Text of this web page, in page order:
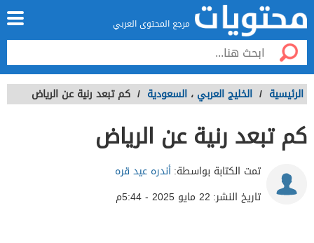
مرجع المحتوى العربي
الرئيسية / الخليج العربي ، السعودية / كم تبعد رنية عن الرياض
كم تبعد رنية عن الرياض
تمت الكتابة بواسطة:أندره عيد قره
تاريخ النشر: 22 مايو 2025 - 5:44م